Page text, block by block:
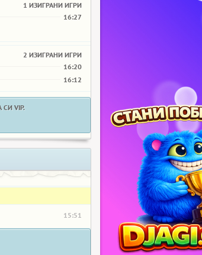
1 ИЗИГРАНИ ИГРИ
16:27
2 ИЗИГРАНИ ИГРИ
16:20
16:12
VIP.
15:51